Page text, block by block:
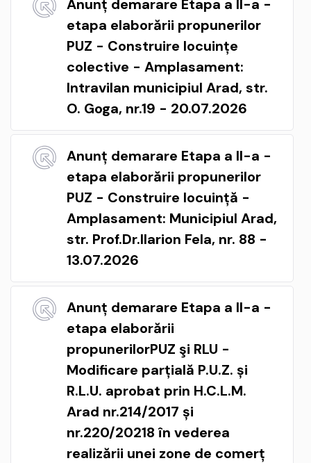
Anunț demarare Etapa a II-a -
etapa elaborării propunerilor
PUZ - Construire locuințe
colective - Amplasament:
Intravilan municipiul Arad, str.
O. Goga, nr.19 - 20.07.2026
Anunț demarare Etapa a II-a -
etapa elaborării propunerilor
PUZ - Construire locuință -
Amplasament: Municipiul Arad,
str. Prof.Dr.Ilarion Fela, nr. 88 -
13.07.2026
Anunț demarare Etapa a II-a -
etapa elaborării
propunerilorPUZ şi RLU -
Modificare parțială P.U.Z. și
R.L.U. aprobat prin H.C.L.M.
Arad nr.214/2017 și
nr.220/20218 în vederea
realizării unei zone de comerț